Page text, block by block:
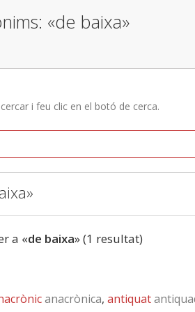
«de baixa»
i feu clic en el botó de cerca.
a «de baixa» (1 resultat)
anacrònica, antiquat